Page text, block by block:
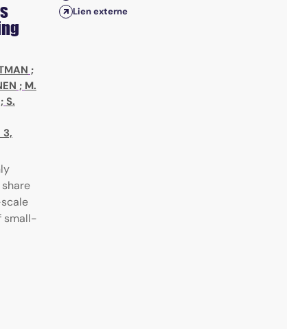
;
; M.
; S.
3,
small-
Lien externe